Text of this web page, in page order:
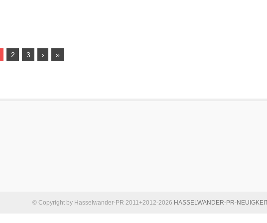
2 3 › »
© Copyright by Hasselwander-PR 2011+2012-2026 HASSELWANDER-PR-